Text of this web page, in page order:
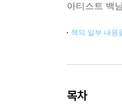
아티스트 백
책의 일부 내용
목차